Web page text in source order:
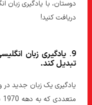
دوستان، با یادگیری زبان
دریافت کنید!
.یادگیری زبان
تبدیل کند.
یادگیری یک زبان جدید در